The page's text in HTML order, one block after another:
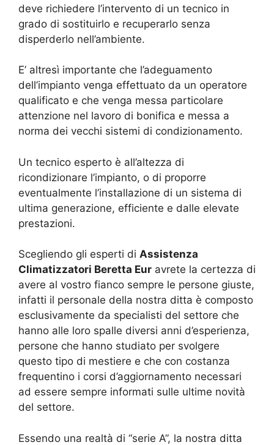
deve richiedere l’intervento di un tecnico in
grado di sostituirlo e recuperarlo senza
disperderlo nell’ambiente.
E’ altresì importante che l’adeguamento
dell’impianto venga effettuato da un operatore
qualificato e che venga messa particolare
attenzione nel lavoro di bonifica e messa a
norma dei vecchi sistemi di condizionamento.
Un tecnico esperto è all’altezza di
ricondizionare l’impianto, o di proporre
eventualmente l’installazione di un sistema di
ultima generazione, efficiente e dalle elevate
prestazioni.
Scegliendo gli esperti di Assistenza
Climatizzatori Beretta Eur avrete la certezza di
avere al vostro fianco sempre le persone giuste,
infatti il personale della nostra ditta è composto
esclusivamente da specialisti del settore che
hanno alle loro spalle diversi anni d’esperienza,
persone che hanno studiato per svolgere
questo tipo di mestiere e che con costanza
frequentino i corsi d’aggiornamento necessari
ad essere sempre informati sulle ultime novità
del settore.
Essendo una realtà di “serie A”, la nostra ditta